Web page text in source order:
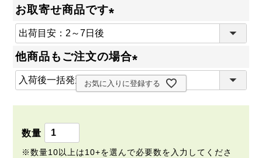
お取寄せ商品です
必
)
他商品もご注文の場合
(
必
お気に入りに登録する